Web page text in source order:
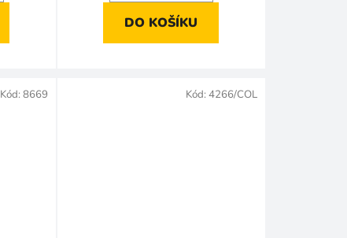
DO KOŠÍKU
Kód: 8669 Kód: 4266/COL